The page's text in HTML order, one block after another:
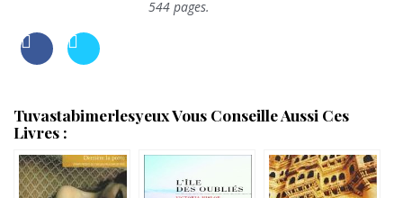
544 pages.
Tuvastabimerlesyeux Vous Conseille Aussi Ces
Livres :